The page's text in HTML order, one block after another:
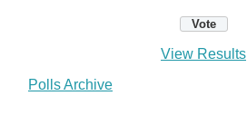
View Results
Polls Archive